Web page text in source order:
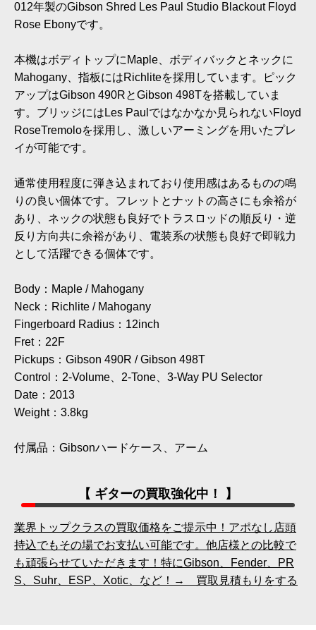
012年製のGibson Shred Les Paul Studio Blackout Floyd
Rose Ebonyです。
本機はボディトップにMaple、ボディバックとネックに
Mahogany、指板にはRichliteを採用しています。ピック
アップはGibson 490RとGibson 498Tを搭載していま
す。ブリッジにはLes Paulではなかなか見られないFloyd
RoseTremoloを採用し、激しいアーミングを用いたプレ
イが可能です。
通常使用程度に弾き込まれており使用感はあるものの鳴
りの良い個体です。フレットとナットの高さにも余裕が
あり、ネックの状態も良好でトラスロッドの順反り・逆
反り方向共に余裕があり、電装系の状態も良好で即戦力
として活躍できる個体です。
Body：Maple / Mahogany
Neck：Richlite / Mahogany
Fingerboard Radius：12inch
Fret：22F
Pickups：Gibson 490R / Gibson 498T
Control：2-Volume、2-Tone、3-Way PU Selector
Date：2013
Weight：3.8kg
付属品：Gibsonハードケース、アーム
【 ギターの買取強化中！ 】
業界トップクラスの買取価格をご提示中！アポなし店頭
持込でもその場でお支払い可能です。他店様との比較で
も頑張らせていただきます！特にGibson、Fender、PR
S、Suhr、ESP、Xotic、など！→ 買取見積もりをする